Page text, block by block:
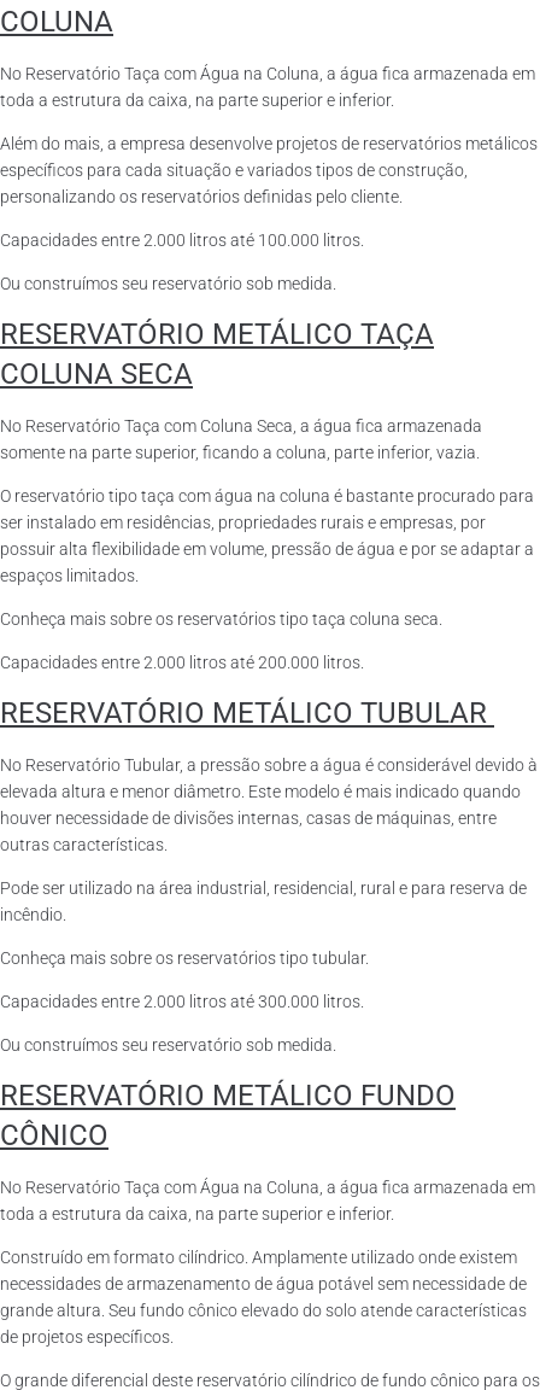
COLUNA
No Reservatório Taça com Água na Coluna, a água fica armazenada em
toda a estrutura da caixa, na parte superior e inferior.
Além do mais, a empresa desenvolve projetos de reservatórios metálicos
específicos para cada situação e variados tipos de construção,
personalizando os reservatórios definidas pelo cliente.
Capacidades entre 2.000 litros até 100.000 litros.
Ou construímos seu reservatório sob medida.
RESERVATÓRIO METÁLICO TAÇA
COLUNA SECA
No Reservatório Taça com Coluna Seca, a água fica armazenada
somente na parte superior, ficando a coluna, parte inferior, vazia.
O reservatório tipo taça com água na coluna é bastante procurado para
ser instalado em residências, propriedades rurais e empresas, por
possuir alta flexibilidade em volume, pressão de água e por se adaptar a
espaços limitados.
Conheça mais sobre os reservatórios tipo taça coluna seca.
Capacidades entre 2.000 litros até 200.000 litros.
RESERVATÓRIO METÁLICO TUBULAR
No Reservatório Tubular, a pressão sobre a água é considerável devido à
elevada altura e menor diâmetro. Este modelo é mais indicado quando
houver necessidade de divisões internas, casas de máquinas, entre
outras características.
Pode ser utilizado na área industrial, residencial, rural e para reserva de
incêndio.
Conheça mais sobre os reservatórios tipo tubular.
Capacidades entre 2.000 litros até 300.000 litros.
Ou construímos seu reservatório sob medida.
RESERVATÓRIO METÁLICO FUNDO
CÔNICO
No Reservatório Taça com Água na Coluna, a água fica armazenada em
toda a estrutura da caixa, na parte superior e inferior.
Construído em formato cilíndrico. Amplamente utilizado onde existem
necessidades de armazenamento de água potável sem necessidade de
grande altura. Seu fundo cônico elevado do solo atende características
de projetos específicos.
O grande diferencial deste reservatório cilíndrico de fundo cônico para os